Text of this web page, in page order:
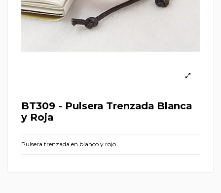
BT309 - Pulsera Trenzada Blanca
y Roja
Pulsera trenzada en blanco y rojo